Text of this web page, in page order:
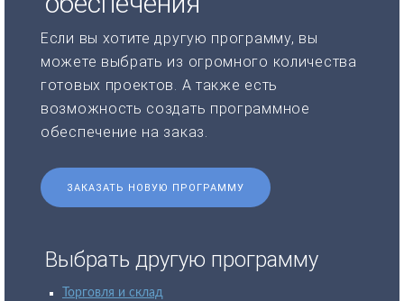
Если вы хотите другую программу, вы
можете выбрать из огромного количества
готовых проектов. А также есть
возможность создать программное
обеспечение на заказ.
ЗАКАЗАТЬ НОВУЮ ПРОГРАММУ
Выбрать другую программу
Торговля и склад